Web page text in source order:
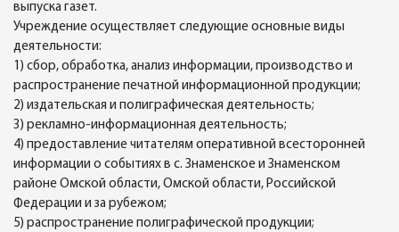
выпуска газет.
Учреждение осуществляет следующие основные виды
деятельности:
1) сбор, обработка, анализ информации, производство и
распространение печатной информационной продукции;
2) издательская и полиграфическая деятельность;
3) рекламно-информационная деятельность;
4) предоставление читателям оперативной всесторонней
информации о событиях в с. Знаменское и Знаменском
районе Омской области, Омской области, Российской
Федерации и за рубежом;
5) распространение полиграфической продукции;